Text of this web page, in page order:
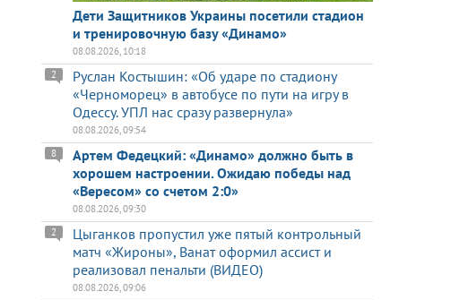
Дети Защитников Украины посетили стадион
и тренировочную базу «Динамо»
08.08.2026, 10:18
Руслан Костышин: «Об ударе по стадиону
«Черноморец» в автобусе по пути на игру в
Одессу. УПЛ нас сразу развернула»
2
08.08.2026, 09:54
Артем Федецкий: «Динамо» должно быть в
хорошем настроении. Ожидаю победы над
«Вересом» со счетом 2:0»
8
08.08.2026, 09:30
Цыганков пропустил уже пятый контрольный
матч «Жироны», Ванат оформил ассист и
реализовал пенальти (ВИДЕО)
2
08.08.2026, 09:06